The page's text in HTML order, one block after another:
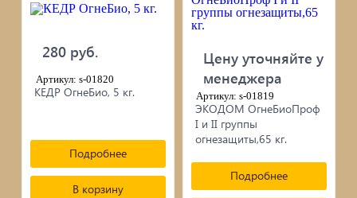
280 руб.
Артикул: s-01820
КЕДР ОгнеБио, 5 кг.
Подробнее
В корзину
Цену уточняйте у
менеджера
Артикул: s-01819
ЭКОДОМ ОгнеБиоПроф
I и II группы
огнезащиты,65 кг.
Подробнее